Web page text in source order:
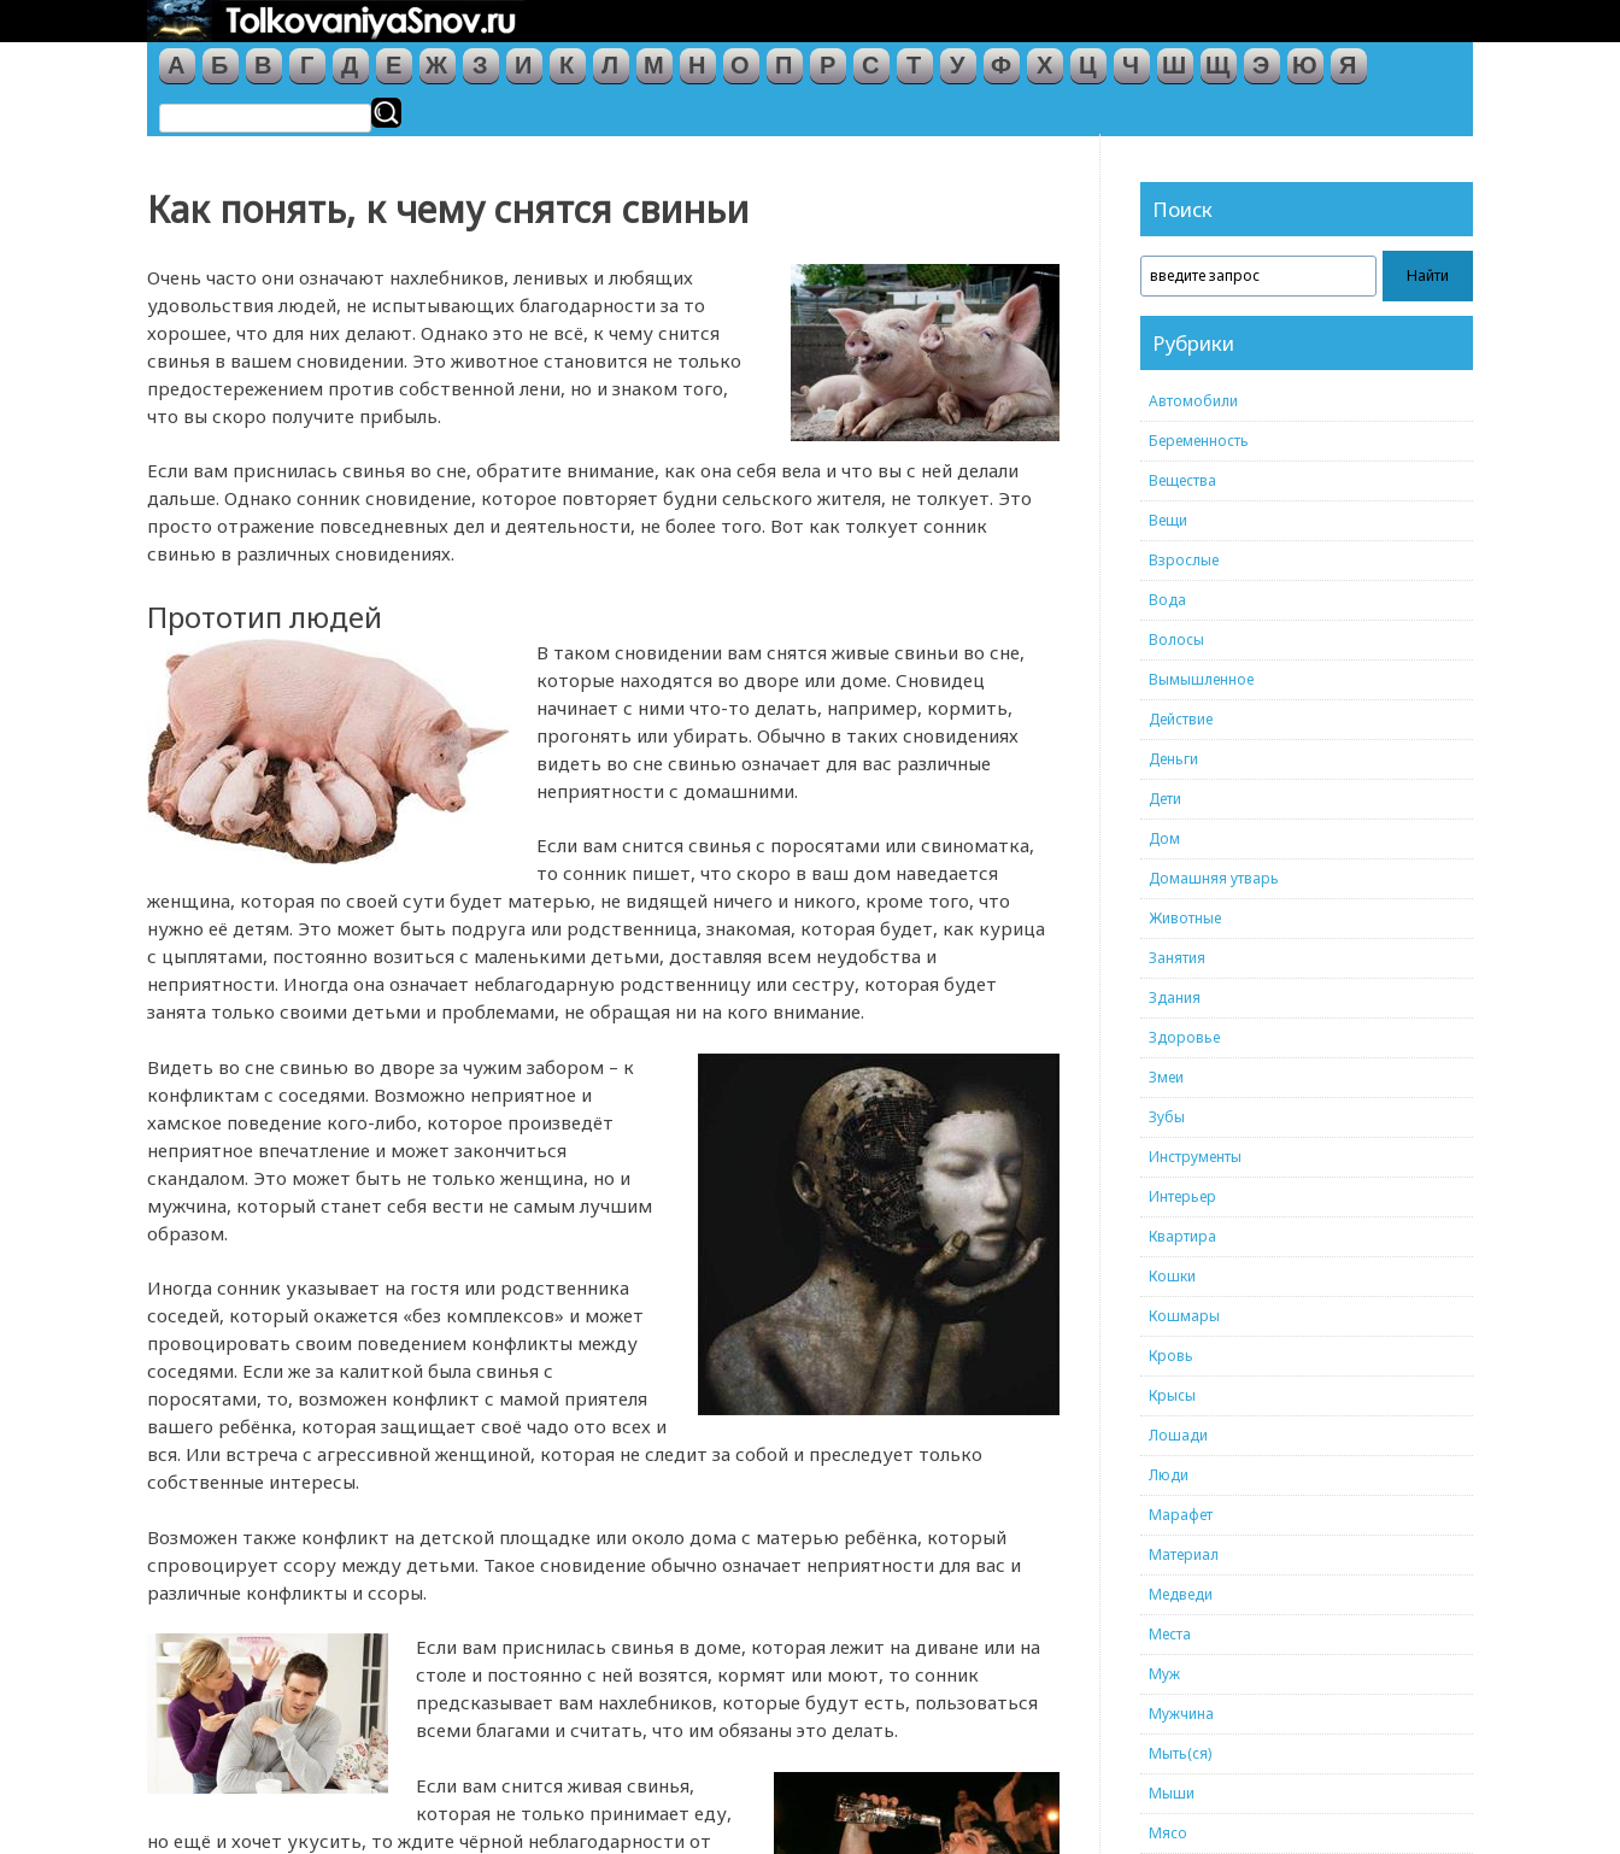
А Б В Г Д Е Ж З И К Л М Н О П Р С Т У Ф Х Ц Ч Ш Щ Э Ю Я
Как понять, к чему снятся свиньи
Очень часто они означают нахлебников, ленивых и любящих
удовольствия людей, не испытывающих благодарности за то
хорошее, что для них делают. Однако это не всё, к чему снится
свинья в вашем сновидении. Это животное становится не только
предостережением против собственной лени, но и знаком того,
что вы скоро получите прибыль.
Если вам приснилась свинья во сне, обратите внимание, как она себя вела и что вы с ней делали
дальше. Однако сонник сновидение, которое повторяет будни сельского жителя, не толкует. Это
просто отражение повседневных дел и деятельности, не более того. Вот как толкует сонник
свинью в различных сновидениях.
Прототип людей
В таком сновидении вам снятся живые свиньи во сне,
которые находятся во дворе или доме. Сновидец
начинает с ними что-то делать, например, кормить,
прогонять или убирать. Обычно в таких сновидениях
видеть во сне свинью означает для вас различные
неприятности с домашними.
Если вам снится свинья с поросятами или свиноматка,
то сонник пишет, что скоро в ваш дом наведается
женщина, которая по своей сути будет матерью, не видящей ничего и никого, кроме того, что
нужно её детям. Это может быть подруга или родственница, знакомая, которая будет, как курица
с цыплятами, постоянно возиться с маленькими детьми, доставляя всем неудобства и
неприятности. Иногда она означает неблагодарную родственницу или сестру, которая будет
занята только своими детьми и проблемами, не обращая ни на кого внимание.
Видеть во сне свинью во дворе за чужим забором – к
конфликтам с соседями. Возможно неприятное и
хамское поведение кого-либо, которое произведёт
неприятное впечатление и может закончиться
скандалом. Это может быть не только женщина, но и
мужчина, который станет себя вести не самым лучшим
образом.
Иногда сонник указывает на гостя или родственника
соседей, который окажется «без комплексов» и может
провоцировать своим поведением конфликты между
соседями. Если же за калиткой была свинья с
поросятами, то, возможен конфликт с мамой приятеля
вашего ребёнка, которая защищает своё чадо ото всех и
вся. Или встреча с агрессивной женщиной, которая не следит за собой и преследует только
собственные интересы.
Возможен также конфликт на детской площадке или около дома с матерью ребёнка, который
спровоцирует ссору между детьми. Такое сновидение обычно означает неприятности для вас и
различные конфликты и ссоры.
Если вам приснилась свинья в доме, которая лежит на диване или на
столе и постоянно с ней возятся, кормят или моют, то сонник
предсказывает вам нахлебников, которые будут есть, пользоваться
всеми благами и считать, что им обязаны это делать.
Если вам снится живая свинья,
которая не только принимает еду,
но ещё и хочет укусить, то ждите чёрной неблагодарности от
Поиск
Рубрики
Автомобили
Беременность
Вещества
Вещи
Взрослые
Вода
Волосы
Вымышленное
Действие
Деньги
Дети
Дом
Домашняя утварь
Животные
Занятия
Здания
Здоровье
Змеи
Зубы
Инструменты
Интерьер
Квартира
Кошки
Кошмары
Кровь
Крысы
Лошади
Люди
Марафет
Материал
Медведи
Места
Муж
Мужчина
Мыть(ся)
Мыши
Мясо